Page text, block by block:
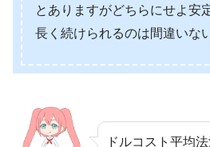
とありますがどちらにせよ安
長く続けられるのは間違いな
ドルコスト平均